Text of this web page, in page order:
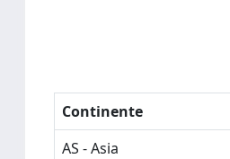
Continente
AS - Asia